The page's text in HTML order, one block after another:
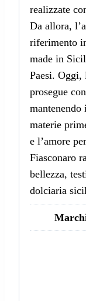
realizzate
Da allora,
riferimento
made in
Paesi. Oggi,
prosegue
materie
e l’amore
Fiasconaro
bellezza,
dolciaria